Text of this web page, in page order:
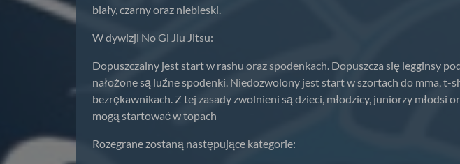
biały, czarny oraz niebieski.
W dywizji No Gi Jiu Jitsu:
Dopuszczalny jest start w rashu oraz spodenkach. Dopuszcza się legginsy
nałożone są luźne spodenki. Niedozwolony jest start w szortach do mma, t-
bezrękawnikach. Z tej zasady zwolnieni są dzieci, młodzicy, juniorzy młodsi
mogą startować w topach
Rozegrane zostaną następujące kategorie: